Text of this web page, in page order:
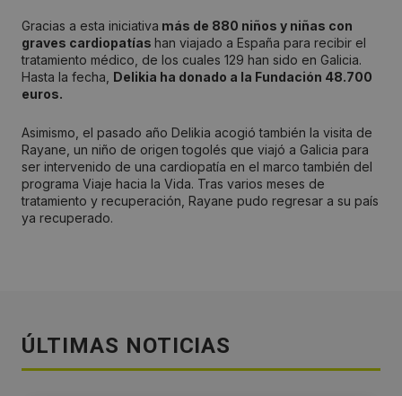
Gracias a esta iniciativa más de 880 niños y niñas con
graves cardiopatías han viajado a España para recibir el
tratamiento médico, de los cuales 129 han sido en Galicia.
Hasta la fecha, Delikia ha donado a la Fundación 48.700
euros.
Asimismo, el pasado año Delikia acogió también la visita de
Rayane, un niño de origen togolés que viajó a Galicia para
ser intervenido de una cardiopatía en el marco también del
programa Viaje hacia la Vida. Tras varios meses de
tratamiento y recuperación, Rayane pudo regresar a su país
ya recuperado.
ÚLTIMAS NOTICIAS